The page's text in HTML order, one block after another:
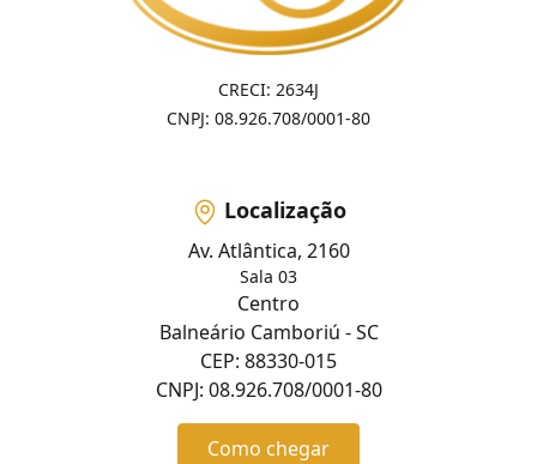
CRECI: 2634J
CNPJ: 08.926.708/0001-80
Localização
Av. Atlântica, 2160
Sala 03
Centro
Balneário Camboriú - SC
CEP: 88330-015
CNPJ: 08.926.708/0001-80
Como chegar